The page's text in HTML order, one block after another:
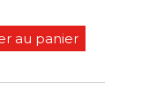
au panier